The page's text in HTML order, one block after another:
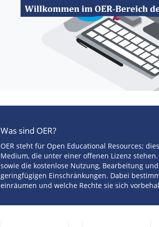
Was sind OER?
OER steht für Open Educational Resources;
Medium, die unter einer offenen Lizenz
sowie die kostenlose Nutzung, Bearbeitung
geringfügigen Einschränkungen. Dabei
einräumen und welche Rechte sie sich